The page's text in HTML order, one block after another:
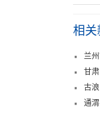
相关
兰
甘
古
通